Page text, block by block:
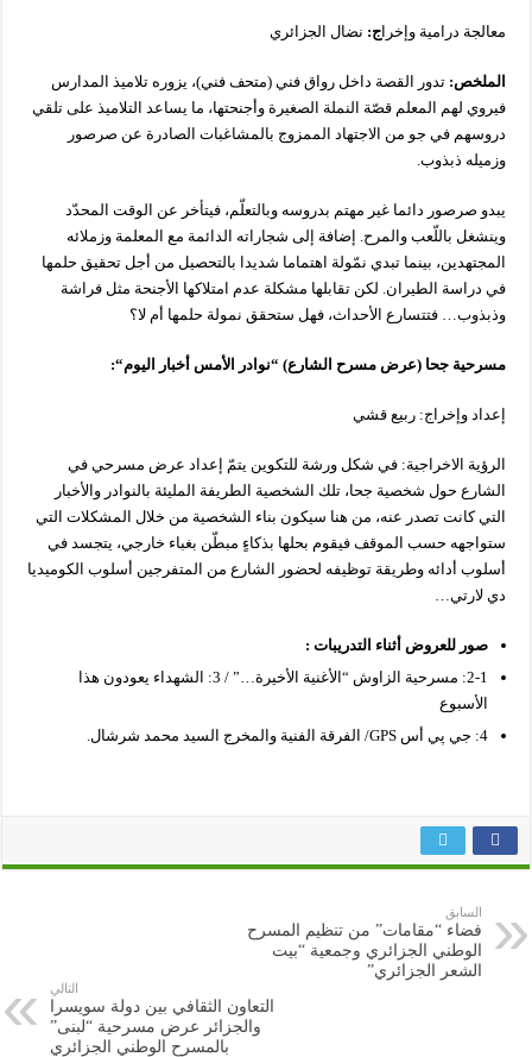
معالجة درامية وإخراج: نضال الجزائري
الملخص: تدور القصة داخل رواق فني (متحف فني)، يزوره تلاميذ المدارس
فيروي لهم المعلم قصّة النملة الصغيرة وأجنحتها، ما يساعد التلاميذ على تلقي
دروسهم في جو من الاجتهاد الممزوج بالمشاغبات الصادرة عن صرصور
وزميله ذبذوب.
يبدو صرصور دائما غير مهتم بدروسه وبالتعلّم، فيتأخر عن الوقت المحدّد
وينشغل باللّعب والمرح. إضافة إلى شجاراته الدائمة مع المعلمة وزملائه
المجتهدين، بينما تبدي نمّولة اهتماما شديدا بالتحصيل من أجل تحقيق حلمها
في دراسة الطيران. لكن تقابلها مشكلة عدم امتلاكها الأجنحة مثل فراشة
وذبذوب… فتتسارع الأحداث، فهل ستحقق نمولة حلمها أم لا؟
مسرحية جحا (عرض مسرح الشارع) “نوادر الأمس أخبار اليوم“:
إعداد وإخراج: ربيع قشي
الرؤية الاخراجية: في شكل ورشة للتكوين يتمّ إعداد عرض مسرحي في
الشارع حول شخصية جحا، تلك الشخصية الطريفة المليئة بالنوادر والأخبار
التي كانت تصدر عنه، من هنا سيكون بناء الشخصية من خلال المشكلات التي
ستواجهه حسب الموقف فيقوم بحلها بذكاءٍ مبطّن بغباء خارجي، يتجسد في
أسلوب أدائه وطريقة توظيفه لحضور الشارع من المتفرجين أسلوب الكوميديا
دي لارتي…
صور للعروض أثناء التدريبات :
2-1: مسرحية الزاوش “الأغنية الأخيرة…” / 3: الشهداء يعودون هذا
الأسبوع
4: جي پي أس GPS/ الفرقة الفنية والمخرج السيد محمد شرشال.
السابق
فضاء “مقامات” من تنظيم المسرح
الوطني الجزائري وجمعية “بيت
الشعر الجزائري”
التالي
التعاون الثقافي بين دولة سويسرا
والجزائر عرض مسرحية “لبنى”
بالمسرح الوطني الجزائري